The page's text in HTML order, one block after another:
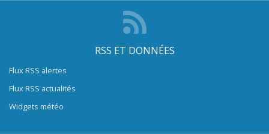
RSS ET DONNÉES
Flux RSS alertes
Flux RSS actualités
Widgets météo